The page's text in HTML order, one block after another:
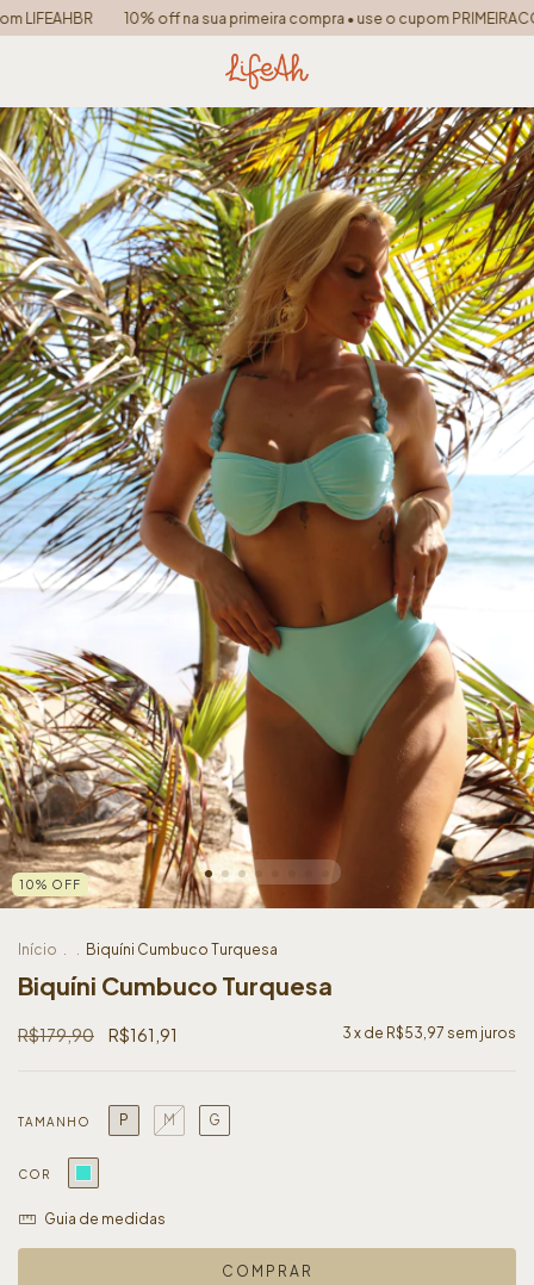
10% off na sua primeira compra • use o cupom
10% OFF
Início . . Biquíni Cumbuco Turquesa
Biquíni Cumbuco Turquesa
R$179,90 R$161,91 3 x de R$53,97 sem juros
TAMANHO P M G
COR
Guia de medidas